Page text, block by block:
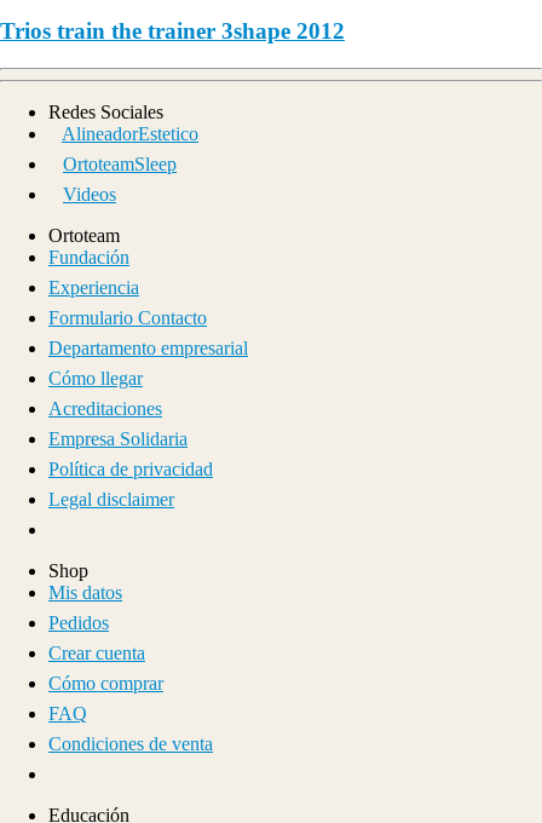
Trios train the trainer 3shape 2012
Redes Sociales
AlineadorEstetico
OrtoteamSleep
Videos
Ortoteam
Fundación
Experiencia
Formulario Contacto
Departamento empresarial
Cómo llegar
Acreditaciones
Empresa Solidaria
Política de privacidad
Legal disclaimer
Shop
Mis datos
Pedidos
Crear cuenta
Cómo comprar
FAQ
Condiciones de venta
Educación